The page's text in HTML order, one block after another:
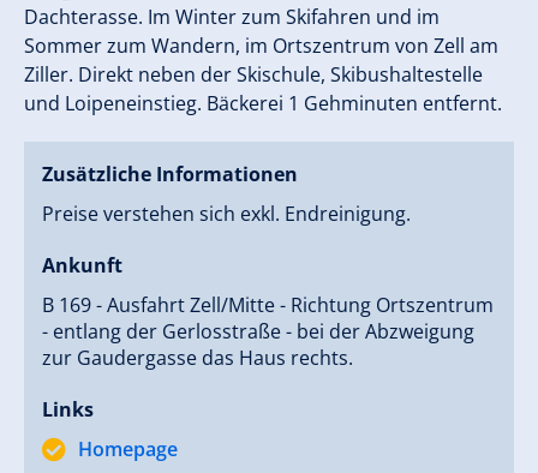
Dachterasse. Im Winter zum Skifahren und im
Sommer zum Wandern, im Ortszentrum von Zell am
Ziller. Direkt neben der Skischule, Skibushaltestelle
und Loipeneinstieg. Bäckerei 1 Gehminuten entfernt.
Zusätzliche Informationen
Preise verstehen sich exkl. Endreinigung.
Ankunft
B 169 - Ausfahrt Zell/Mitte - Richtung Ortszentrum
- entlang der Gerlosstraße - bei der Abzweigung
zur Gaudergasse das Haus rechts.
Links
Homepage